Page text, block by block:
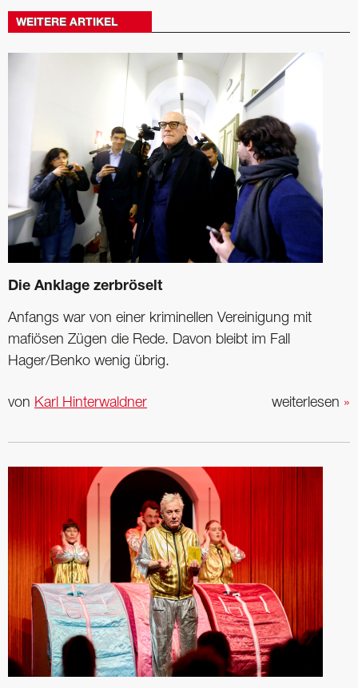
WEITERE ARTIKEL
Die Anklage zerbröselt
Anfangs war von einer kriminellen Vereinigung mit
mafiösen Zügen die Rede. Davon bleibt im Fall
Hager/Benko wenig übrig.
weiterlesen »
von Karl Hinterwaldner